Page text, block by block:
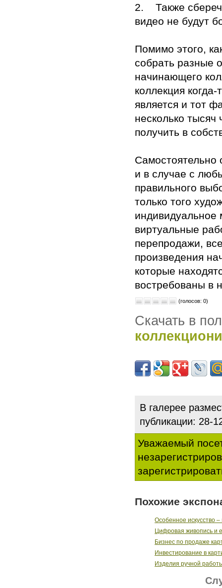
2. Также
видео не будут
Помимо этого,
собрать разные
начинающего
коллекция
является и тот
несколько
получить в
Самостоятельно
и в случае с
правильного
только того
индивидуальное
виртуальные
перепродажи,
произведения
которые
востребованы в
(голосов: 0)
Скачать в
В галерее
публикации:
Уважаемый
Похожие
Особенное искусство
Цифровая живопись и
Бизнес по продаже
Инвестирование в
Изделия ручной